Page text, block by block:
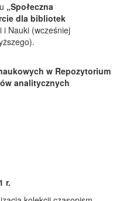
„Społeczna
dla bibliotek
i Nauki (wcześniej
w Repozytorium
analitycznych
r.